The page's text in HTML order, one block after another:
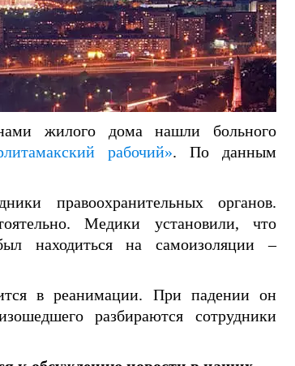
жилого дома нашли больного
рабочий». По данным
правоохранительных органов.
Медики установили, что
находиться на самоизоляции –
в реанимации. При падении он
разбираются сотрудники